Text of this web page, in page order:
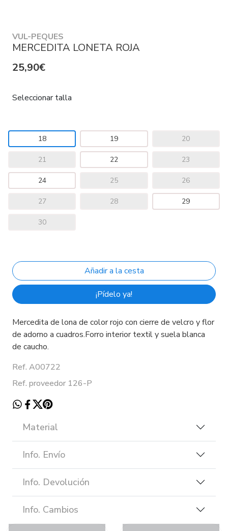
VUL-PEQUES
MERCEDITA LONETA ROJA
25,90€
Seleccionar talla
18 19 20
21 22 23
24 25 26
27 28 29
30
¡Pídelo ya!
Mercedita de lona de color rojo con cierre de velcro y flor
de adorno a cuadros.Forro interior textil y suela blanca
de caucho.
Ref. A00722
Ref. proveedor 126-P
Material
Info. Envío
Info. Devolución
Info. Cambios